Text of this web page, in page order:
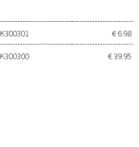
K300301 € 6.98
K300300 € 39.95